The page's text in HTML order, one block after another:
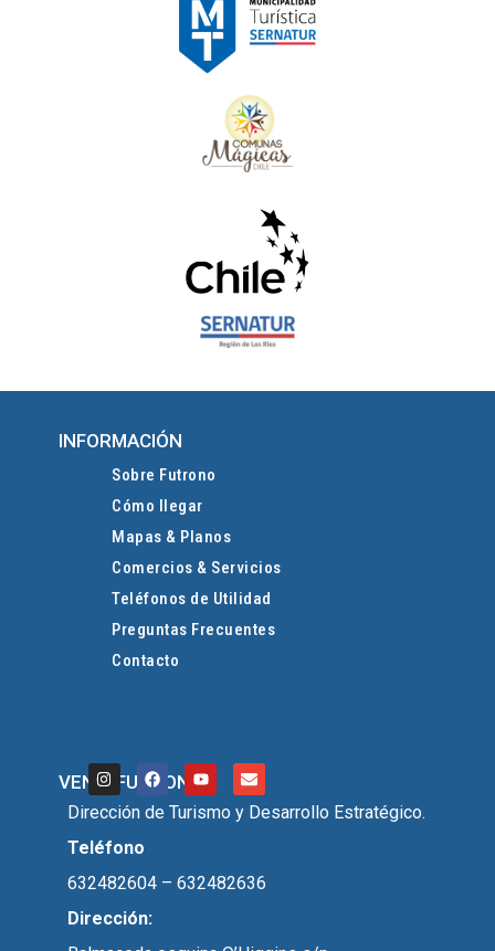
INFORMACIÓN
Sobre Futrono
Cómo llegar
Mapas & Planos
Comercios & Servicios
Teléfonos de Utilidad
Preguntas Frecuentes
Contacto
VEN A FUTRONO
Dirección de Turismo y Desarrollo Estratégico.
Teléfono
632482604 – 632482636
Dirección: